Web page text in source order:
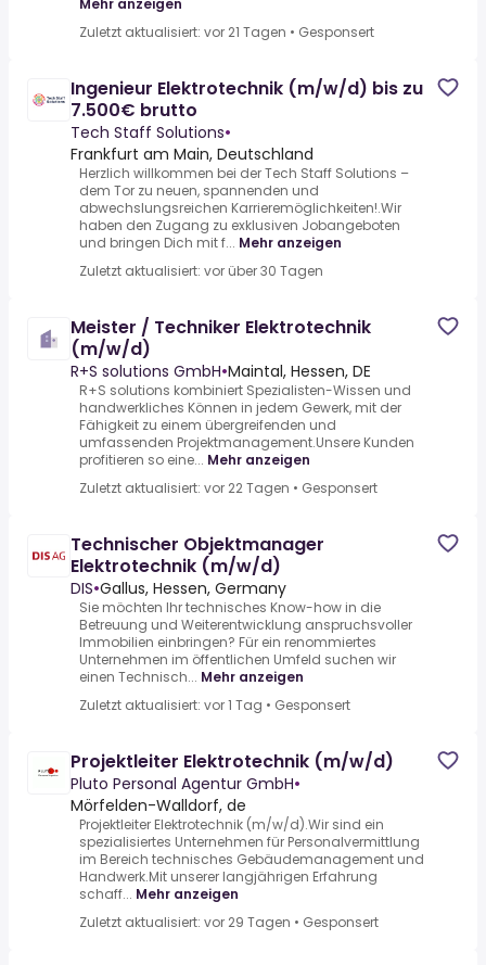
Mehr anzeigen
Zuletzt aktualisiert: vor 21 Tagen • Gesponsert
Ingenieur Elektrotechnik (m/w/d) bis zu
7.500€ brutto
Tech Staff Solutions•
Frankfurt am Main, Deutschland
Herzlich willkommen bei der Tech Staff Solutions –
dem Tor zu neuen, spannenden und
abwechslungsreichen Karrieremöglichkeiten!.Wir
haben den Zugang zu exklusiven Jobangeboten
und bringen Dich mit f... Mehr anzeigen
Zuletzt aktualisiert: vor über 30 Tagen
Meister / Techniker Elektrotechnik
(m/w/d)
R+S solutions GmbH•Maintal, Hessen, DE
R+S solutions kombiniert Spezialisten-Wissen und
handwerkliches Können in jedem Gewerk, mit der
Fähigkeit zu einem übergreifenden und
umfassenden Projektmanagement.Unsere Kunden
profitieren so eine... Mehr anzeigen
Zuletzt aktualisiert: vor 22 Tagen • Gesponsert
Technischer Objektmanager
Elektrotechnik (m/w/d)
DIS•Gallus, Hessen, Germany
Sie möchten Ihr technisches Know-how in die
Betreuung und Weiterentwicklung anspruchsvoller
Immobilien einbringen? Für ein renommiertes
Unternehmen im öffentlichen Umfeld suchen wir
einen Technisch... Mehr anzeigen
Zuletzt aktualisiert: vor 1 Tag • Gesponsert
Projektleiter Elektrotechnik (m/w/d)
Pluto Personal Agentur GmbH•
Mörfelden-Walldorf, de
Projektleiter Elektrotechnik (m/w/d).Wir sind ein
spezialisiertes Unternehmen für Personalvermittlung
im Bereich technisches Gebäudemanagement und
Handwerk.Mit unserer langjährigen Erfahrung
schaff... Mehr anzeigen
Zuletzt aktualisiert: vor 29 Tagen • Gesponsert